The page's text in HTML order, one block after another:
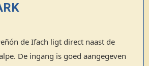
de Ifach ligt direct naast de
De ingang is goed aangegeven